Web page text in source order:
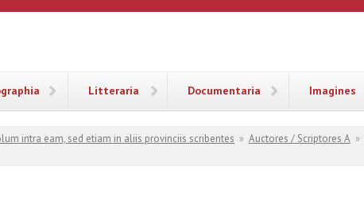
Litteraria Documentaria Imagines
intra eam, sed etiam in aliis provinciis scribentes » Auctores / Scriptores A »